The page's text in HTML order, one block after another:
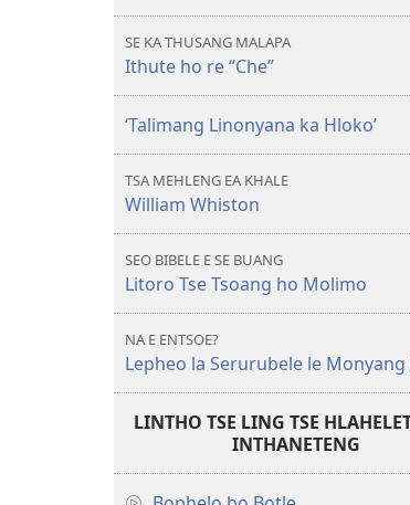
SE KA THUSANG MALAPA
Ithute ho re “Che”
‘Talimang Linonyana ka Hloko’
TSA MEHLENG EA KHALE
William Whiston
SEO BIBELE E SE BUANG
Litoro Tse Tsoang ho Molimo
NA E ENTSOE?
Lepheo la Serurubele le Monyang
LINTHO TSE LING TSE
INTHANETENG